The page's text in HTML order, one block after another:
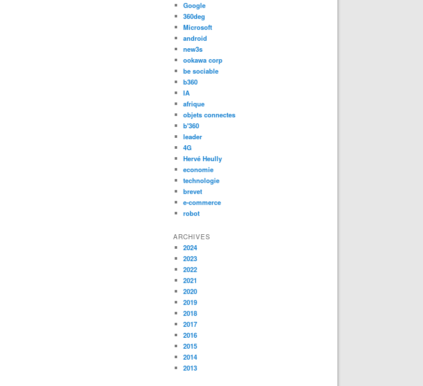
Google
360deg
Microsoft
android
new3s
ookawa corp
be sociable
b360
IA
afrique
objets connectes
b'360
leader
4G
Hervé Heully
economie
technologie
brevet
e-commerce
robot
ARCHIVES
2024
2023
2022
2021
2020
2019
2018
2017
2016
2015
2014
2013